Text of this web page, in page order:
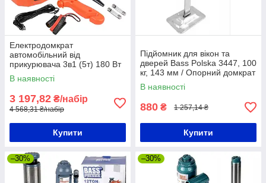
Електродомкрат
автомобільний від
прикурювача 3в1 (5т) 180 Вт
5317 / Автомобільний
домкрат / Автодомкрат
В наявності
3 197,82 ₴/набір
4 568,31 ₴/набір
Купити
Підйомник для вікон та
дверей Bass Polska 3447, 100
кг, 143 мм / Опорний домкрат
регульований
В наявності
880 ₴ 1 257,14 ₴
Купити
–30% –30%